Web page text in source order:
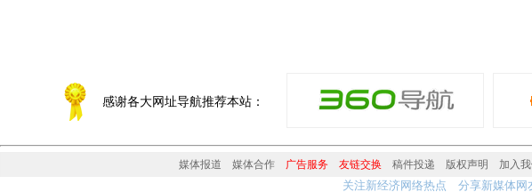
感谢各大网址导航推荐本站：
媒体报道 媒体合作 广告服务 友链交换 稿件投递 版权声明 加入
关注新经济网络热点 分享新媒体网